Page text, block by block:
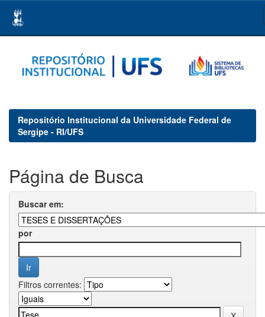
navigation
Repositório Institucional da Universidade Federal de
Sergipe - RI/UFS
Página de Busca
Buscar em:
por
Filtros correntes: